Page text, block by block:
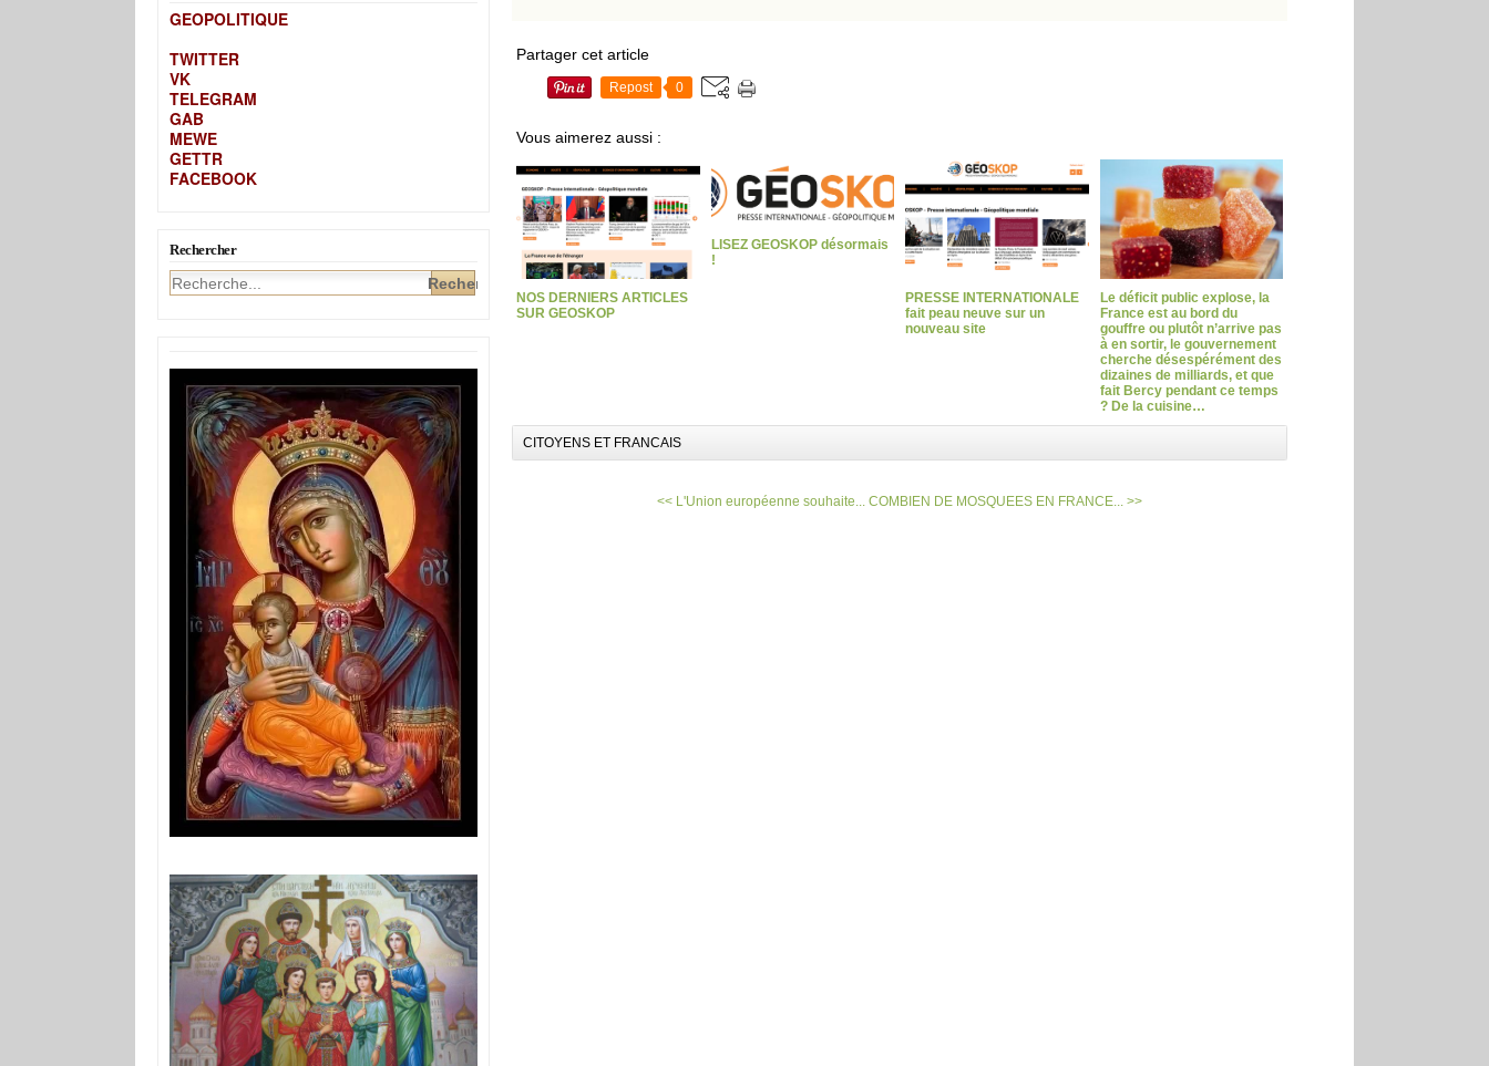
GEOPOLITIQUE
TWITTER
VK
TELEGRAM
GAB
MEWE
GETTR
FACEBOOK
Rechercher
Partager cet article
Repost 0
Vous aimerez aussi :
NOS DERNIERS ARTICLES
SUR GEOSKOP
LISEZ GEOSKOP désormais
!
PRESSE INTERNATIONALE
fait peau neuve sur un
nouveau site
Le déficit public explose, la
France est au bord du
gouffre ou plutôt n’arrive pas
à en sortir, le gouvernement
cherche désespérément des
dizaines de milliards, et que
fait Bercy pendant ce temps
? De la cuisine…
CITOYENS ET FRANCAIS
<< L'Union européenne souhaite... COMBIEN DE MOSQUEES EN FRANCE... >>